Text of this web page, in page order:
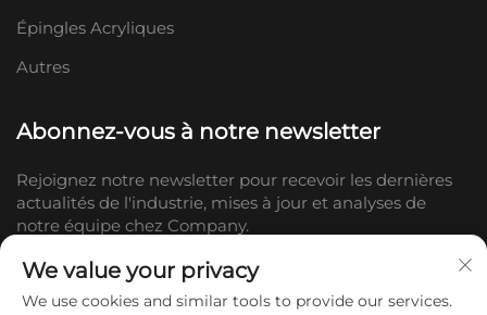
Épingles Acryliques
Autres
Abonnez-vous à notre newsletter
Rejoignez notre newsletter pour recevoir les dernières
actualités de l'industrie, mises à jour et analyses de
notre équipe chez Company.
We value your privacy
We use cookies and similar tools to provide our services.